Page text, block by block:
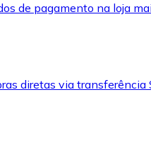
de pagamento na loja
diretas via transferência